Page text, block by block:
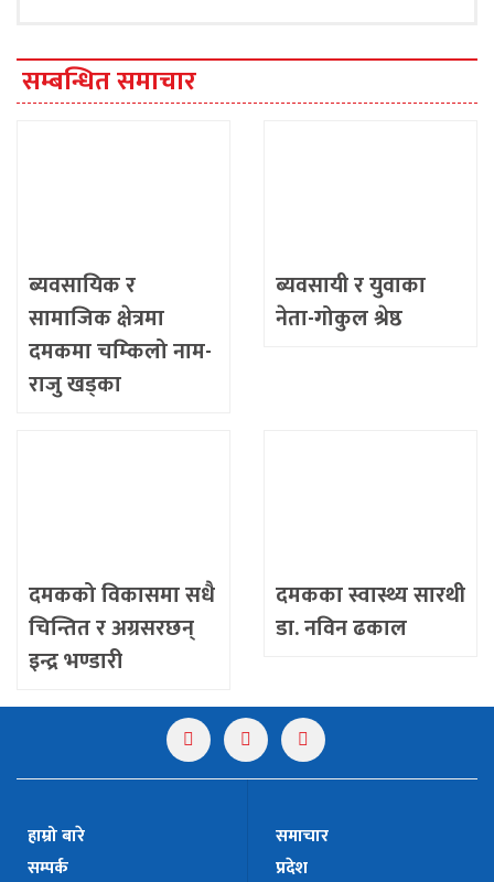
सम्बन्धित समाचार
ब्यवसायिक र
सामाजिक क्षेत्रमा
दमकमा चम्किलो नाम-
राजु खड्का
ब्यवसायी र युवाका
नेता-गोकुल श्रेष्ठ
दमकको विकासमा सधै
चिन्तित र अग्रसरछन्
इन्द्र भण्डारी
दमकका स्वास्थ्य सारथी
डा. नविन ढकाल
हाम्रो बारे
सम्पर्क
समाचार
प्रदेश